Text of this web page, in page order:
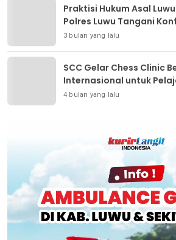
Praktisi Hukum Asal
Polres Luwu Tangani
3 bulan yang lalu
SCC Gelar Chess Clinic
Internasional untuk
4 bulan yang lalu